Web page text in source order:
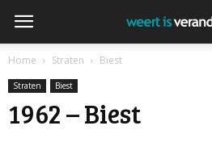
Home Straten Biest
Straten Biest
1962 – Biest